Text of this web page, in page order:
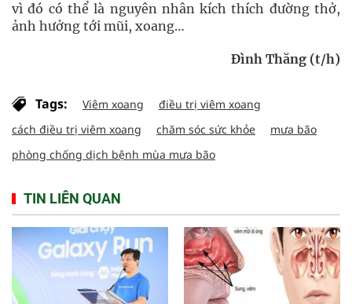
vì đó có thể là nguyên nhân kích thích đường thở,
ảnh hưởng tới mũi, xoang…
Đình Thăng (t/h)
Tags: Viêm xoang
điều trị viêm xoang
cách điều trị viêm xoang
chăm sóc sức khỏe
mưa bão
phòng chống dịch bệnh mùa mưa bão
TIN LIÊN QUAN